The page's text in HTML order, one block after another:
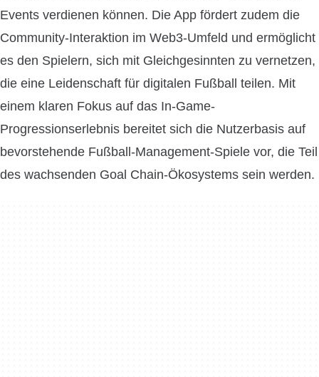
Events verdienen können. Die App fördert zudem die
Community-Interaktion im Web3-Umfeld und ermöglicht
es den Spielern, sich mit Gleichgesinnten zu vernetzen,
die eine Leidenschaft für digitalen Fußball teilen. Mit
einem klaren Fokus auf das In-Game-
Progressionserlebnis bereitet sich die Nutzerbasis auf
bevorstehende Fußball-Management-Spiele vor, die Teil
des wachsenden Goal Chain-Ökosystems sein werden.